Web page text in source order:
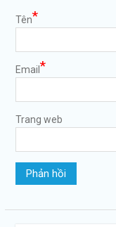
Tên*
Email *
Trang web